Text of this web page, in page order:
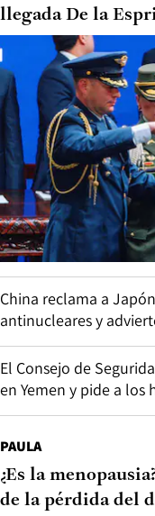
llegada De la
China reclama a
antinucleares y
El Consejo de
en Yemen y pide a los
PAULA
¿Es la
de la pérdida del